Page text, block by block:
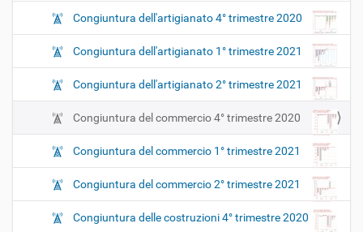
Congiuntura dell'artigianato 4° trimestre 2020
Congiuntura dell'artigianato 1° trimestre 2021
Congiuntura dell'artigianato 2° trimestre 2021
Congiuntura del commercio 4° trimestre 2020
Congiuntura del commercio 1° trimestre 2021
Congiuntura del commercio 2° trimestre 2021
Congiuntura delle costruzioni 4° trimestre 2020